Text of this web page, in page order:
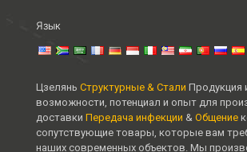
Язык
Цзелянь Структурные & Стали Продукция
возможности, потенциал и опыт для
доставки Передача инфекции & Общение
сопутствующие товары, которые вам
наших современных объектов. Мы